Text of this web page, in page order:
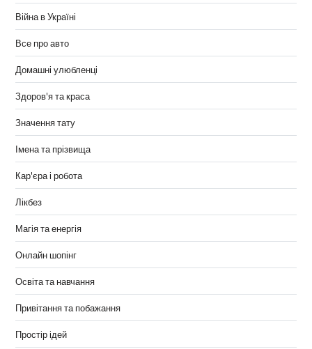
Війна в Україні
Все про авто
Домашні улюбленці
Здоров'я та краса
Значення тату
Імена та прізвища
Кар'єра і робота
Лікбез
Магія та енергія
Онлайн шопінг
Освіта та навчання
Привітання та побажання
Простір ідей